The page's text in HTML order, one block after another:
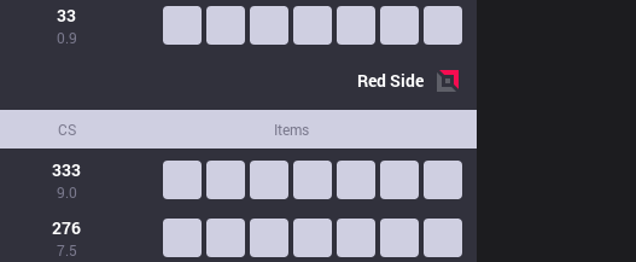
33
0.9
RedSide
CS Items
333
9.0
276
7.5